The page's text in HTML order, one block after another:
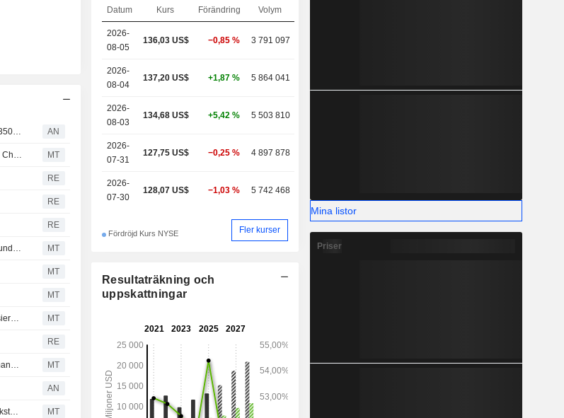
Tritax ökar hyresintäkterna under första halvåret – planerar nyemission på 350 miljoner pund AN
Blackstone-enhet leder finansieringen av ContextLogics förvärv av Gaylord Chemical för 850 miljoner dollar MT
RE
RE
RE
Morgonens viktigaste nyheter: Bessent ser möjlig uppgörelse om Hormuzsundet; Palantir rusar efter stark rapport och höjda prognoser MT
MT
MT
Blackstone undersöker intresset för nytt miljardlån till Anthropic – ska finansiera chipaffär med Google enligt Bloomberg MT
RE
Blackstone-ägda Epsilon Bidco och Indorama Netherlands får EU-godkännande för samriskbolaget EPL MT
AN
EU-kommissionen godkänner nytt samriskbolag mellan Indorama och Blackstone MT
Datum Kurs Förändring Volym
2026-
08-05
136,03 US$ −0,85 % 3 791 097
2026-
08-04
137,20 US$ +1,87 % 5 864 041
2026-
08-03
134,68 US$ +5,42 % 5 503 810
2026-
07-31
127,75 US$ −0,25 % 4 897 878
2026-
07-30
128,07 US$ −1,03 % 5 742 468
Fördröjd Kurs NYSE Fler kurser
Resultaträkning och
uppskattningar
Mina listor
Priser